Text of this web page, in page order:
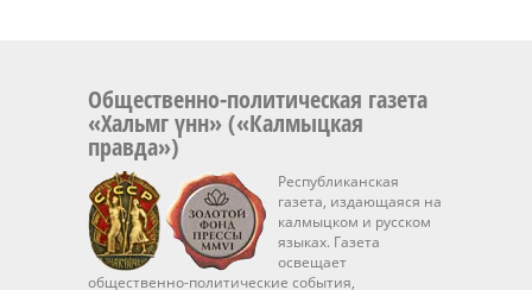
Общественно-политическая газета
«Хальмг үнн» («Калмыцкая
правда»)
Республиканская
газета, издающаяся на
калмыцком и русском
языках. Газета
освещает
общественно-политические события,